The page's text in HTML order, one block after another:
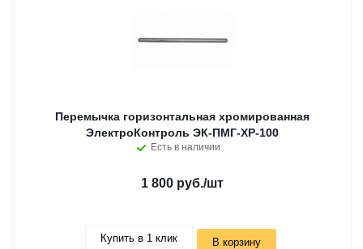
Перемычка горизонтальная хромированная
ЭлектроКонтроль ЭК-ПМГ-ХР-100
Есть в наличии
1 800 руб./шт
Купить в 1 клик В корзину